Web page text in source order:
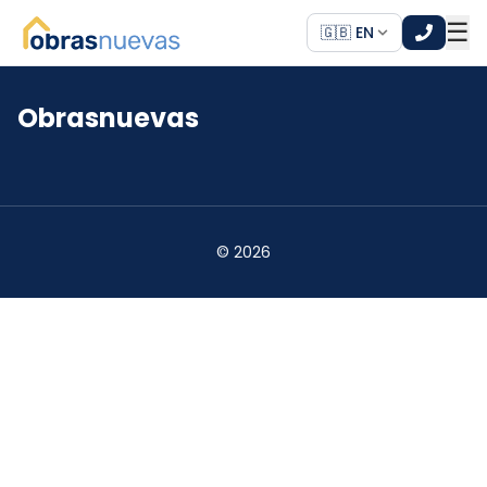
🇬🇧 EN ☰
*
Obrasnuevas
© 2026